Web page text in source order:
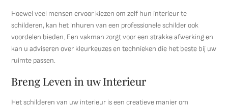
Hoewel veel mensen ervoor kiezen om zelf hun interieur te
schilderen, kan het inhuren van een professionele schilder ook
voordelen bieden. Een vakman zorgt voor een strakke afwerking en
kan u adviseren over kleurkeuzes en technieken die het beste bij uw
ruimte passen.
Breng Leven in uw Interieur
Het schilderen van uw interieur is een creatieve manier om